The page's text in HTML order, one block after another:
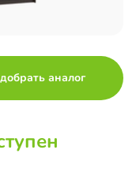
аналог